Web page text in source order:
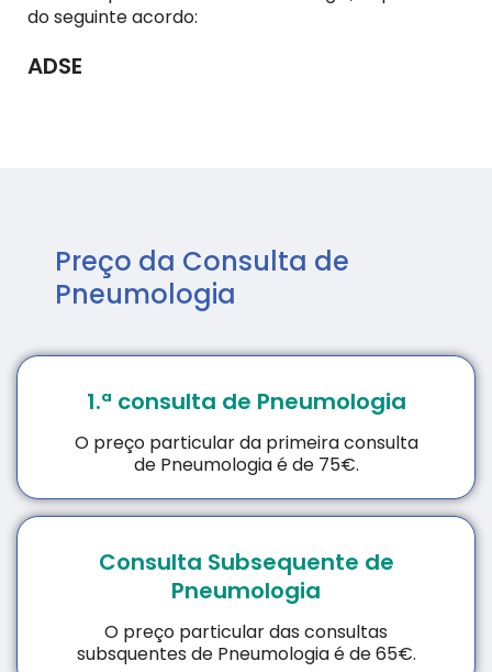
do seguinte acordo:
ADSE
Preço da Consulta de
Pneumologia
1.ª consulta de Pneumologia
O preço particular da primeira consulta
de Pneumologia é de 75€.
Consulta Subsequente de
Pneumologia
O preço particular das consultas
subsquentes de Pneumologia é de 65€.